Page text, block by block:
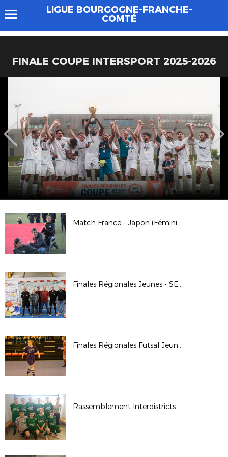
LIGUE BOURGOGNE-FRANCHE-
COMTÉ
FINALE COUPE INTERSPORT 2025-2026
Match France - Japon (Féminine) / Avril 2019
Finales Régionales Jeunes - SEMUR EN AUXOIS
Finales Régionales Futsal Jeunes - Besançon
Rassemblement Interdistricts Futsal U15/U18